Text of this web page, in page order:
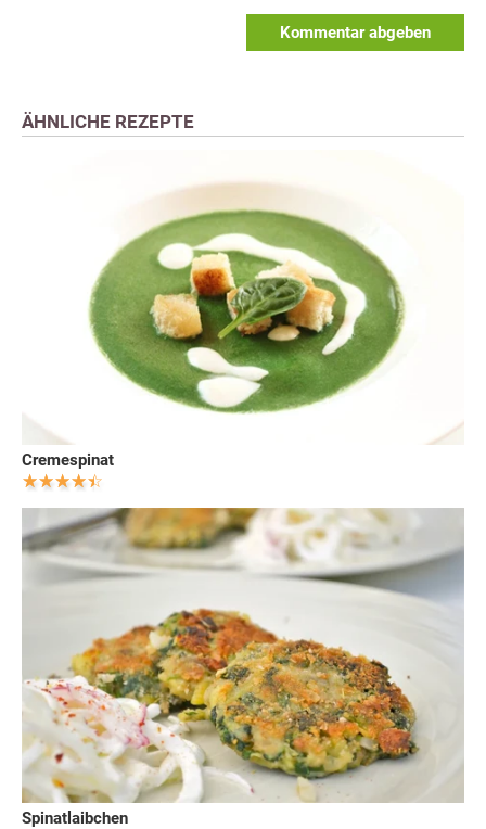
Kommentar abgeben
ÄHNLICHE REZEPTE
Cremespinat
Spinatlaibchen